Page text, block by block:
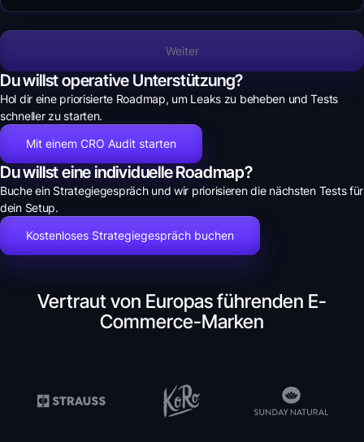
Weiter
Du willst operative Unterstützung?
Hol dir eine priorisierte Roadmap, um Leaks zu beheben und Tests
schneller zu starten.
Mit einem CRO Audit starten
Du willst eine individuelle Roadmap?
Buche ein Strategiegespräch und wir priorisieren die nächsten Tests für
dein Setup.
Kostenloses Strategiegespräch buchen
Vertraut von Europas führenden E-
Commerce-Marken